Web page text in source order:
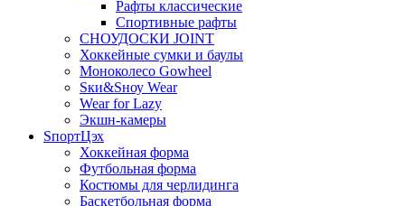
Рафты классические
Спортивные рафты
СНОУДОСКИ JOINT
Хоккейные сумки и баулы
Моноколесо Gowheel
Sки&Sноу Wear
Wear for Lazy
Экшн-камеры
SпортЦэх
Хоккейная форма
Футбольная форма
Костюмы для черлидинга
Баскетбольная форма